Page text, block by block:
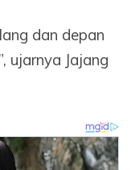
dan depan
ujarnya Jajang